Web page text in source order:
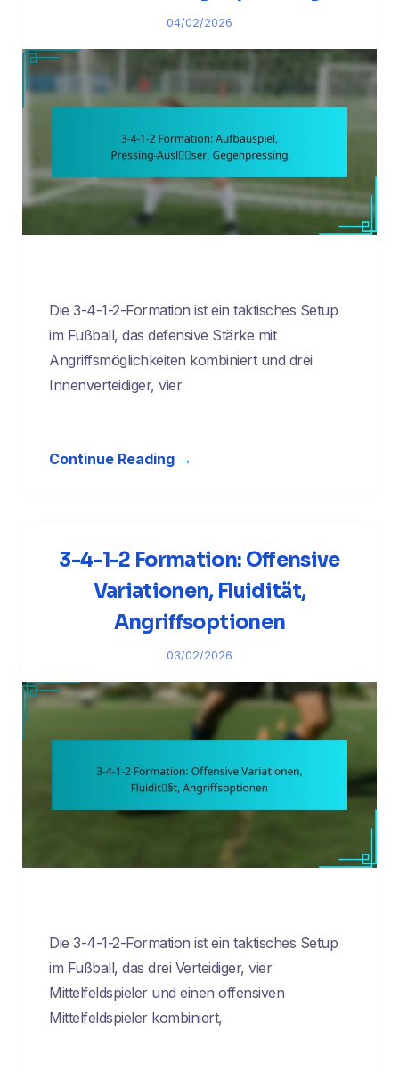
04/02/2026
Die 3-4-1-2-Formation ist ein taktisches Setup
im Fußball, das defensive Stärke mit
Angriffsmöglichkeiten kombiniert und drei
Innenverteidiger, vier
Continue Reading →
3-4-1-2 Formation: Offensive
Variationen, Fluidität,
Angriffsoptionen
03/02/2026
Die 3-4-1-2-Formation ist ein taktisches Setup
im Fußball, das drei Verteidiger, vier
Mittelfeldspieler und einen offensiven
Mittelfeldspieler kombiniert,